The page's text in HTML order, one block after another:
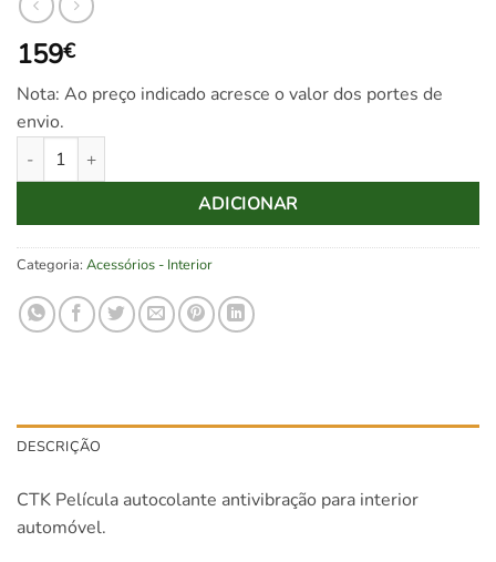
159€
Nota: Ao preço indicado acresce o valor dos portes de
envio.
Quantidade de CTK Premium película antivibração - caixa 15
ADICIONAR
Categoria: Acessórios - Interior
DESCRIÇÃO
CTK Película autocolante antivibração para interior
automóvel.